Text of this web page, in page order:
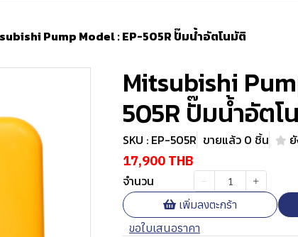
Pump Model : EP-505R ปั๊มน้ำอัตโนมัติ
Mitsubishi
505R ปั๊มน้ำอัตโ
SKU : EP-505R ขายแล้ว 0 ชิ้น
17,900 THB
จำนวน
เพิ่มลงตะกร้า
ขอใบเสนอราคา